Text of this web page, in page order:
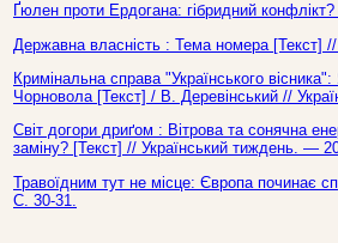
Ґюлен проти Ердогана: гібридний
Державна власність : Тема номера
Кримінальна справа "Українського
Чорновола [Текст] / В. Деревінський //
Світ догори дриґом : Вітрова та сонячна
заміну? [Текст] // Український тиждень.
Травоїдним тут не місце: Європа починає
С. 30-31.